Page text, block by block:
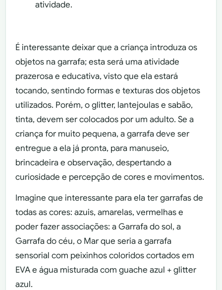
atividade.
É interessante deixar que a criança introduza os
objetos na garrafa; esta será uma atividade
prazerosa e educativa, visto que ela estará
tocando, sentindo formas e texturas dos objetos
utilizados. Porém, o glitter, lantejoulas e sabão,
tinta, devem ser colocados por um adulto. Se a
criança for muito pequena, a garrafa deve ser
entregue a ela já pronta, para manuseio,
brincadeira e observação, despertando a
curiosidade e percepção de cores e movimentos.
Imagine que interessante para ela ter garrafas de
todas as cores: azuis, amarelas, vermelhas e
poder fazer associações: a Garrafa do sol, a
Garrafa do céu, o Mar que seria a garrafa
sensorial com peixinhos coloridos cortados em
EVA e água misturada com guache azul + glitter
azul.